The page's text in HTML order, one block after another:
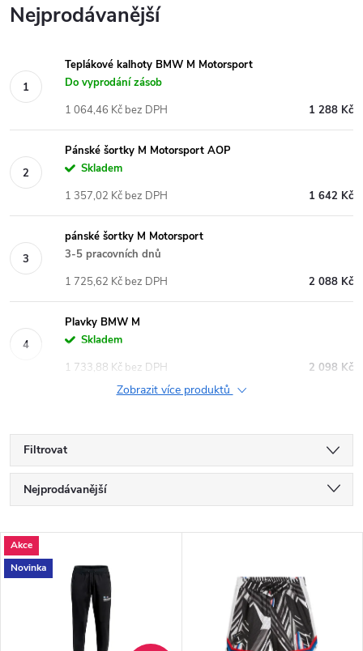
Nejprodávanější
Teplákové kalhoty BMW M Motorsport
Do vyprodání zásob
1 288 Kč
1 064,46 Kč bez DPH
Pánské šortky M Motorsport AOP
Skladem
1 642 Kč
1 357,02 Kč bez DPH
pánské šortky M Motorsport
3-5 pracovních dnů
2 088 Kč
1 725,62 Kč bez DPH
Plavky BMW M
Skladem
2 098 Kč
1 733,88 Kč bez DPH
Zobrazit více produktů
Filtrovat
Ř
a
z
Nejprodávanější
Nejdražší
Abecedně
V
ý
Akce
Novinka